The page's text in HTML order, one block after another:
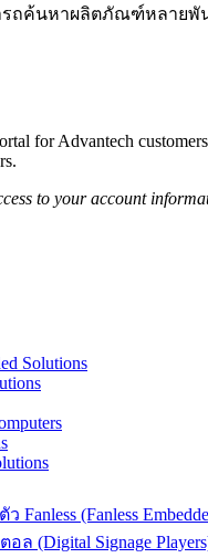
ถค้นหาผลิตภัณฑ์หลายพั
for Advantech
to your account
Solutions
(Fanless
(Digital Signage